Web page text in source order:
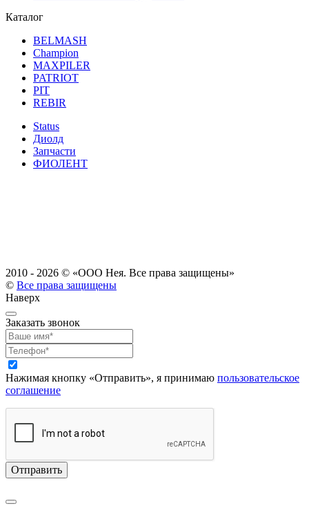
Каталог
BELMASH
Champion
MAXPILER
PATRIOT
PIT
REBIR
Status
Диолд
Запчасти
ФИОЛЕНТ
2010 - 2026 © «ООО Нея. Все права защищены»
© Все права защищены
Наверх
Заказать звонок
Нажимая кнопку «Отправить», я принимаю пользовательское
соглашение